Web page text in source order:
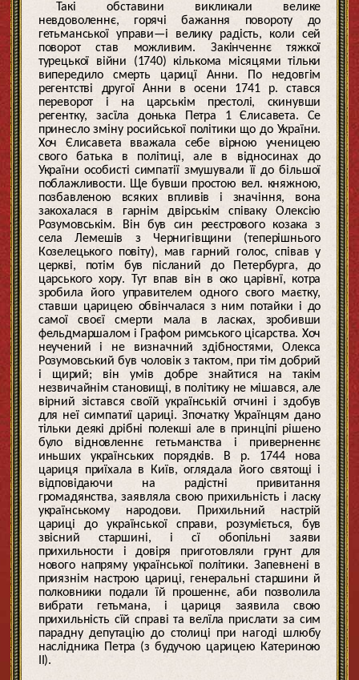
Такі обставини викликали велике
невдоволеннє, горячі бажання повороту до
гетьманської управи—і велику радість, коли сей
поворот став можливим. Закінченнє тяжкої
турецької війни (1740) кількома місяцями тільки
випередило смерть царицї Анни. По недовгім
регентстві другої Анни в осени 1741 р. стався
переворот і на царськім престолі, скинувши
регентку, засїла донька Петра 1 Єлисавета. Се
принесло зміну росийської політики що до України.
Хоч Єлисавета вважала себе вірною ученицею
свого батька в політиці, але в відносинах до
України особисті симпатії змушували її до більшої
поблажливости. Ще бувши простою вел. княжною,
позбавленою всяких впливів і значіння, вона
закохалася в гарнім двірськім співаку Олексію
Розумовськім. Він був син реєстрового козака з
села Лемешів з Чернигівщини (теперішнього
Козелецького повіту), мав гарний голос, співав у
церкві, потім був післаний до Петербурга, до
царського хору. Тут впав він в око царівнї, котра
зробила його управителем одного свого маєтку,
ставши царицею обвінчалася з ним потайки і до
самої своєї смерти мала в ласках, зробивши
фельдмаршалом і Графом римського цісарства. Хоч
неучений і не визначний здібностями, Олекса
Розумовський був чоловік з тактом, при тім добрий
і щирий; він умів добре знайтися на такім
незвичайнім становищі, в політику не мішався, але
вірний зістався своїй українській отчині і здобув
для неї симпатиї цариці. Зпочатку Українцям дано
тільки деякі дрібні полекші але в принціпі рішено
було відновленнє гетьманства і приверненнє
иньших українських порядків. В р. 1744 нова
цариця приїхала в Київ, оглядала його святощі і
відповідаючи на радістні привитання
громадянства, заявляла свою прихильність і ласку
українському народови. Прихильний настрій
цариці до української справи, розуміється, був
звісний старшині, і сї обопільні заяви
прихильности і довіря приготовляли грунт для
нового напряму української політики. Запевнені в
приязнім настрою цариці, генеральні старшини й
полковники подали їй прошеннє, аби позволила
вибрати гетьмана, і цариця заявила свою
прихильність сїй справі та велїла прислати за сим
парадну депутацію до столиці при нагоді шлюбу
наслідника Петра (з будучою царицею Катериною
II).